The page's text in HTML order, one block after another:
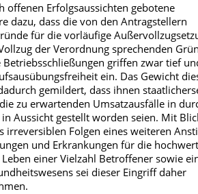
offenen Erfolgsaussichten gebotene
dazu, dass die von den Antragstellern
für die vorläufige
der Verordnung sprechenden
griffen zwar tief
ein. Das Gewicht
gemildert, dass ihnen
zu erwartenden Umsatzausfälle in
Aussicht gestellt worden seien. Mit
irreversiblen Folgen eines weiteren
und Erkrankungen für die
einer Vielzahl Betroffener sowie
sei dieser Eingriff daher